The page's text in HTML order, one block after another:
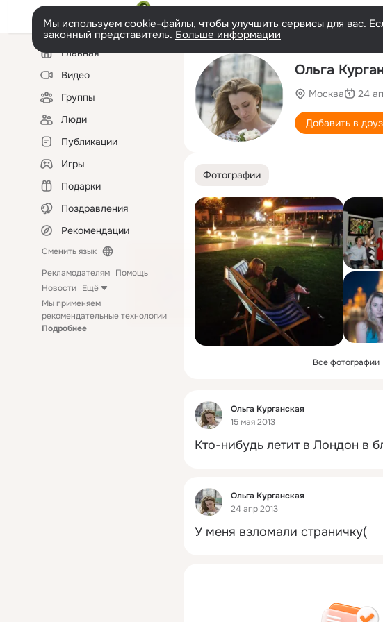
Мы используем cookie-файлы, чтобы улучшить сервисы для вас.
законный представитель. Больше информации
Левая
колонкаГлавная
Видео
Группы
Люди
Публикации
Игры
Подарки
Поздравления
Рекомендации
Сменить язык
Рекламодателям Помощь
Новости Ещё
Мы применяем
рекомендательные технологии
Подробнее
Ольга
Москва 24
Добавить в
Фотографии
Все фотографии
Фид
Ольга Курганская
15 мая 2013
Кто-нибудь летит в Лондон в
Фид
Ольга Курганская
24 апр 2013
У меня взломали страничку(